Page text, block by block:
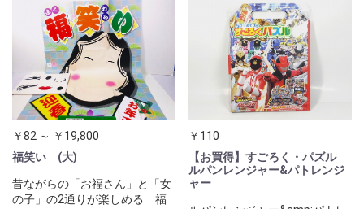
￥82 ～ ￥19,800
福笑い (大)
昔ながらの「お福さん」と「女
の子」の2通りが楽しめる 福
￥110
【お買得】すごろく・パズル
ルパンレンジャー&パトレンジ
ャー